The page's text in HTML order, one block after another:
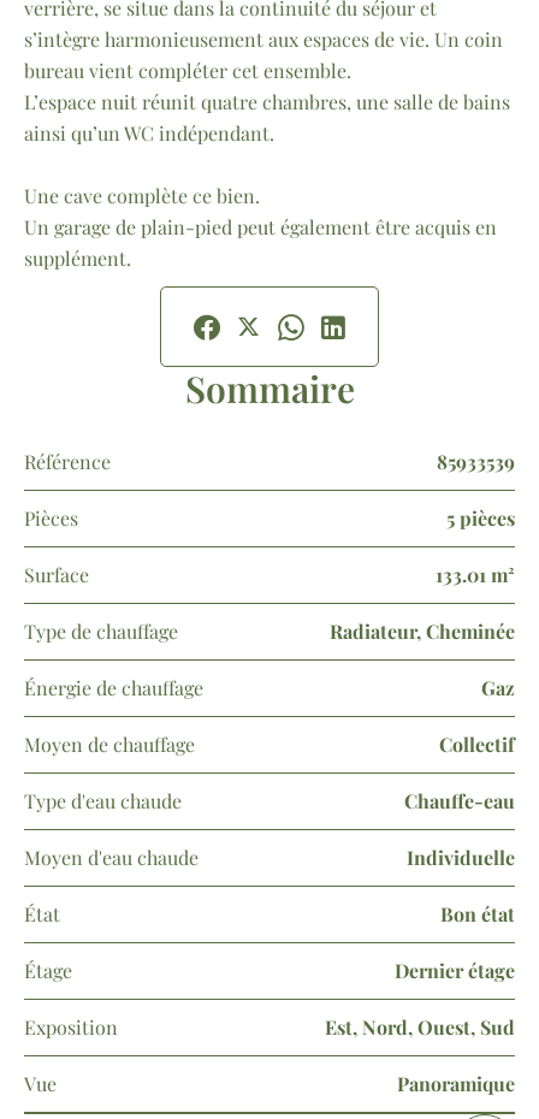
verrière, se situe dans la continuité du séjour et
s’intègre harmonieusement aux espaces de vie. Un coin
bureau vient compléter cet ensemble.
L’espace nuit réunit quatre chambres, une salle de bains
ainsi qu’un WC indépendant.
Une cave complète ce bien.
Un garage de plain-pied peut également être acquis en
supplément.
Sommaire
Référence 85933539
Pièces 5 pièces
Surface 133.01 m²
Type de chauffage Radiateur, Cheminée
Énergie de chauffage Gaz
Moyen de chauffage Collectif
Type d'eau chaude Chauffe-eau
Moyen d'eau chaude Individuelle
État Bon état
Étage Dernier étage
Exposition Est, Nord, Ouest, Sud
Vue Panoramique